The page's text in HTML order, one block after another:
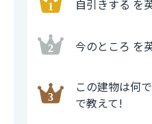
自引きする を
今のところ を
この建物は何
で教えて!